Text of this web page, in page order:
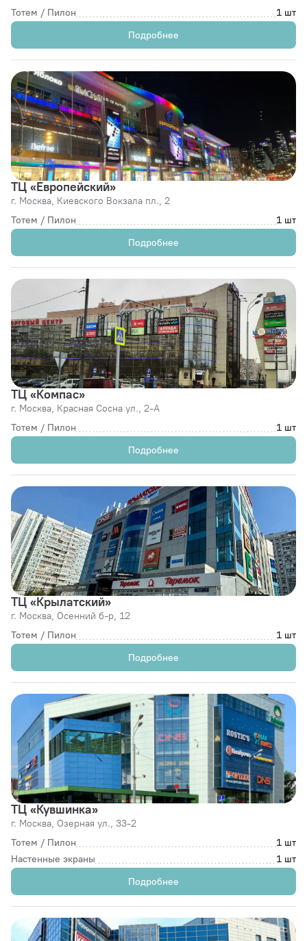
Тотем / Пилон
1 шт
Подробнее
ТЦ «Европейский»
г. Москва, Киевского Вокзала пл., 2
Тотем / Пилон
1 шт
Подробнее
ТЦ «Компас»
г. Москва, Красная Сосна ул., 2-А
Тотем / Пилон
1 шт
Подробнее
ТЦ «Крылатский»
г. Москва, Осенний б-р, 12
Тотем / Пилон
1 шт
Подробнее
ТЦ «Кувшинка»
г. Москва, Озерная ул., 33-2
Тотем / Пилон
1 шт
Настенные экраны
1 шт
Подробнее